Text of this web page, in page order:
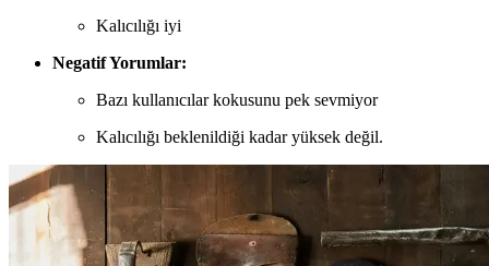
Kalıcılığı iyi
Negatif Yorumlar:
Bazı kullanıcılar kokusunu pek sevmiyor
Kalıcılığı beklenildiği kadar yüksek değil.